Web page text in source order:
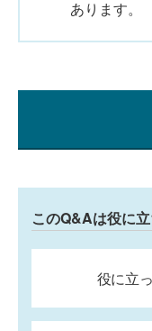
あります。
このQ&Aは役に
役に立